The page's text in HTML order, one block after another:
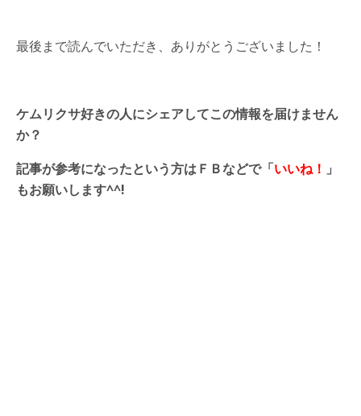
最後まで読んでいただき、ありがとうございました！
ケムリクサ好きの人にシェアしてこの情報を届けません
か？
記事が参考になったという方はＦＢなどで「いいね！ 」
もお願いします^^!